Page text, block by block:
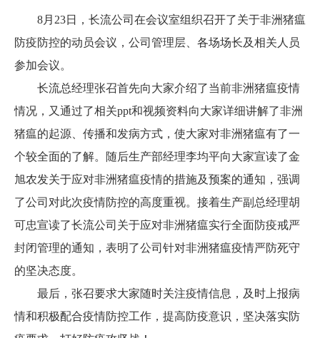
8月23日，长流公司在会议室组织召开了关于非洲猪瘟
防疫防控的动员会议，公司管理层、各场场长及相关人员
参加会议。
长流总经理张召首先向大家介绍了当前非洲猪瘟疫情
情况，又通过了相关ppt和视频资料向大家详细讲解了非洲
猪瘟的起源、传播和发病方式，使大家对非洲猪瘟有了一
个较全面的了解。随后生产部经理李均平向大家宣读了金
旭农发关于应对非洲猪瘟疫情的措施及预案的通知，强调
了公司对此次疫情防控的高度重视。接着生产副总经理胡
可忠宣读了长流公司关于应对非洲猪瘟实行全面防疫戒严
封闭管理的通知，表明了公司针对非洲猪瘟疫情严防死守
的坚决态度。
最后，张召要求大家随时关注疫情信息，及时上报病
情和积极配合疫情防控工作，提高防疫意识，坚决落实防